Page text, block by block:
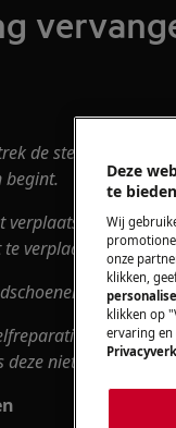
de stekker uit het
begint.
verplaatsen van
verplaatsen.
en gesloten
of niet-
niet correct
Deze
te
Wij
onze
klikken,
klikken op
ervaring en